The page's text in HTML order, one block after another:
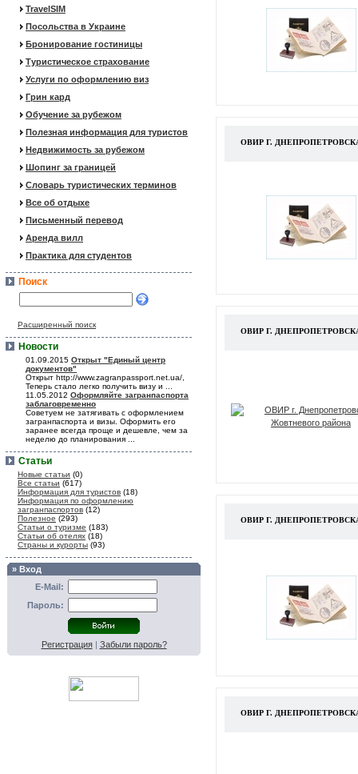
TravelSIM
Посольства в Украине
Бронирование гостиницы
Туристическое страхование
Услуги по оформлению виз
Грин кард
Обучение за рубежом
Полезная информация для туристов
Недвижимость за рубежом
Шопинг за границей
Словарь туристических терминов
Все об отдыхе
Письменный перевод
Аренда вилл
Практика для студентов
Поиск
Расширенный поиск
Новости
01.09.2015 Открыт "Единый центр
документов"
Открыт http://www.zagranpassport.net.ua/,
Теперь стало легко получить визу и ...
11.05.2012 Оформляйте загранпаспорта
заблаговременно
Советуем не затягивать с оформлением
загранпаспорта и визы. Оформить его
заранее всегда проще и дешевле, чем за
неделю до планирования ...
Статьи
Новые статьи (0)
Все статьи (617)
Информация для туристов (18)
Информация по оформлению
загранпаспортов (12)
Полезное (293)
Статьи о туризме (183)
Статьи об отелях (18)
Страны и курорты (93)
» Вход
E-Mail:
Пароль:
Регистрация| Забыли пароль?
ОВИР Г.
ОВИР Г.
ОВИР Г.
ОВИР Г.